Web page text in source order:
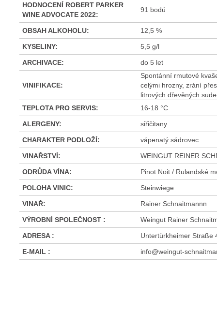
HODNOCENÍ ROBERT PARKER
WINE ADVOCATE 2022:
91 bodů
OBSAH ALKOHOLU: 12,5 %
KYSELINY: 5,5 g/l
ARCHIVACE: do 5 let
VINIFIKACE:
Spontánní rmutové
celými hrozny, zrání
litrových dřevěných
TEPLOTA PRO SERVIS: 16-18 °C
ALERGENY: siřičitany
CHARAKTER PODLOŽÍ: vápenatý sádrovec
VINAŘSTVÍ: WEINGUT REINER
ODRŮDA VÍNA: Pinot Noit / Rulandské
POLOHA VINIC: Steinwiege
VINAŘ: Rainer Schnaitmannn
VÝROBNÍ SPOLEČNOST : Weingut Rainer
ADRESA : Untertürkheimer Straße
E-MAIL : info@weingut-